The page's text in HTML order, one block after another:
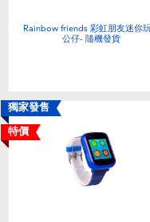
益智學習玩具
派對用品
角色扮演及造型
Disney Frozen
NERF熱火
Play-Doh培樂多
Rainbow friends 彩虹朋友迷你
公仔- 隨機發貨
獨家發售
特價